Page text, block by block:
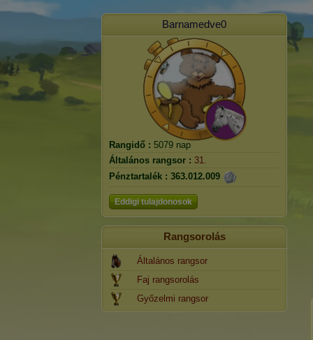
Barnamedve0
Rangidő : 5079 nap
Általános rangsor : 31.
Pénztartalék : 363.012.009
Eddigi tulajdonosok
Rangsorolás
Általános rangsor
Faj rangsorolás
Győzelmi rangsor